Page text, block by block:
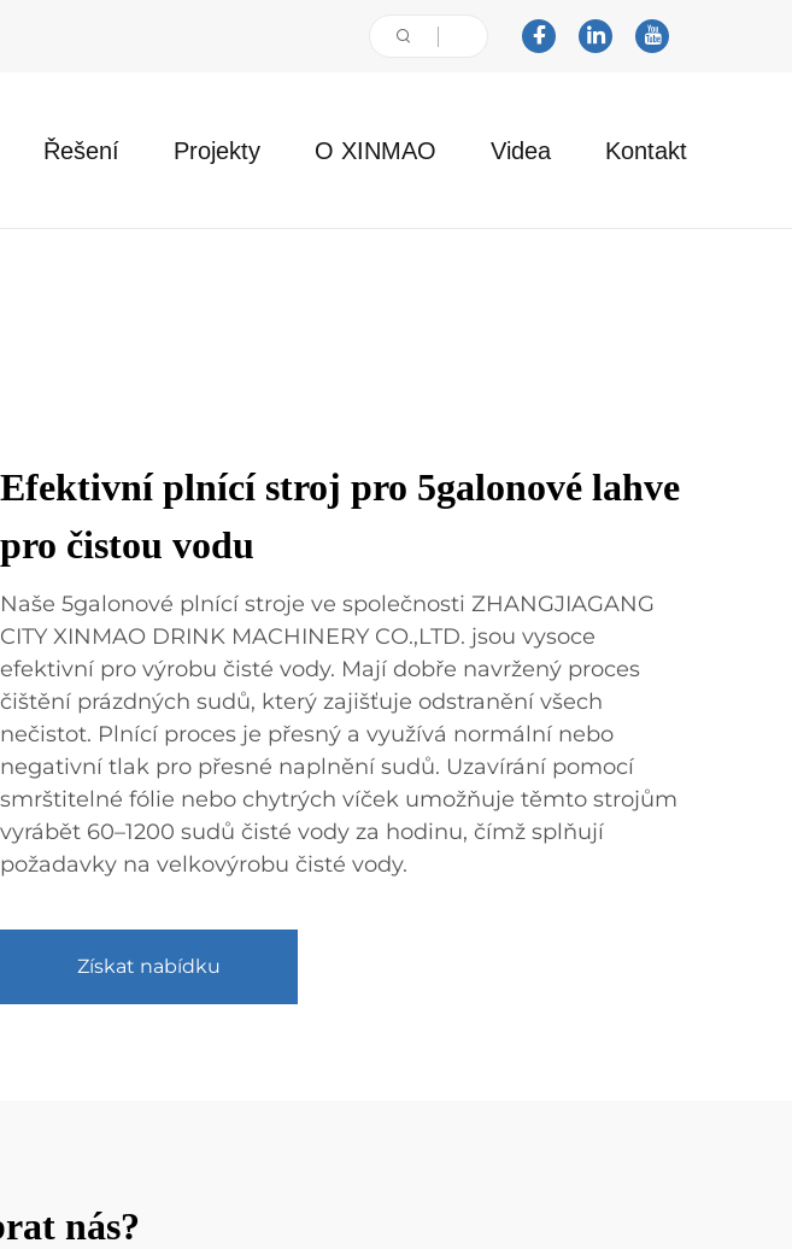
Řešení Projekty O XINMAO Videa Kontakt
Efektivní plnící stroj pro 5galonové lahve
pro čistou vodu
Naše 5galonové plnící stroje ve společnosti ZHANGJIAGANG
CITY XINMAO DRINK MACHINERY CO.,LTD. jsou vysoce
efektivní pro výrobu čisté vody. Mají dobře navržený proces
čištění prázdných sudů, který zajišťuje odstranění všech
nečistot. Plnící proces je přesný a využívá normální nebo
negativní tlak pro přesné naplnění sudů. Uzavírání pomocí
smrštitelné fólie nebo chytrých víček umožňuje těmto strojům
vyrábět 60–1200 sudů čisté vody za hodinu, čímž splňují
požadavky na velkovýrobu čisté vody.
Získat nabídku
nás?